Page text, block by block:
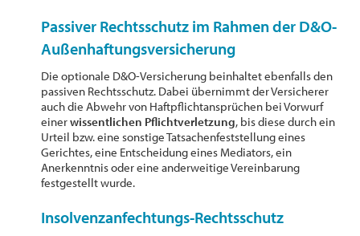
Passiver Rechtsschutz im Rahmen der D&O-
Außenhaftungsversicherung
Die optionale D&O-Versicherung beinhaltet ebenfalls den
passiven Rechtsschutz. Dabei übernimmt der Versicherer
auch die Abwehr von Haftpflichtansprüchen bei Vorwurf
einerwissentlichen Pflichtverletzung, bis diese durch ein
Urteil bzw. eine sonstige Tatsachenfeststellung eines
Gerichtes, eine Entscheidung eines Mediators, ein
Anerkenntnis oder eine anderweitige Vereinbarung
festgestellt wurde.
Insolvenzanfechtungs-Rechtsschutz